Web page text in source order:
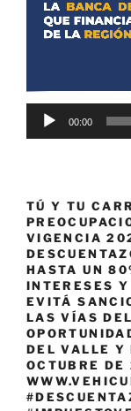
00:00
TÚ Y TU
VIGENCIA
HASTA UN
INTERESES
EVITÁ
LAS VÍAS
DEL VALLE Y
OCTUBRE